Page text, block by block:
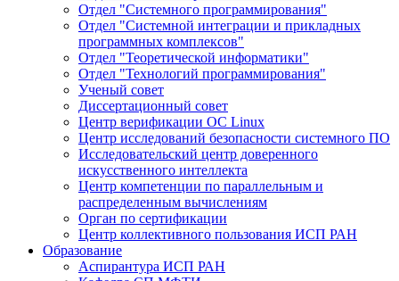
Отдел "Системного программирования"
Отдел "Системной интеграции и прикладных
программных комплексов"
Отдел "Теоретической информатики"
Отдел "Технологий программирования"
Ученый совет
Диссертационный совет
Центр верификации ОС Linux
Центр исследований безопасности системного ПО
Исследовательский центр доверенного
искусственного интеллекта
Центр компетенции по параллельным и
распределенным вычислениям
Орган по сертификации
Центр коллективного пользования ИСП РАН
Образование
Аспирантура ИСП РАН